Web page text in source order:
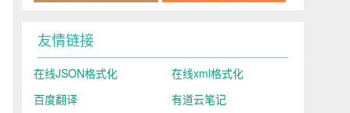
友情链接
在线JSON格式化
在线xml格式化
百度翻译
有道云笔记